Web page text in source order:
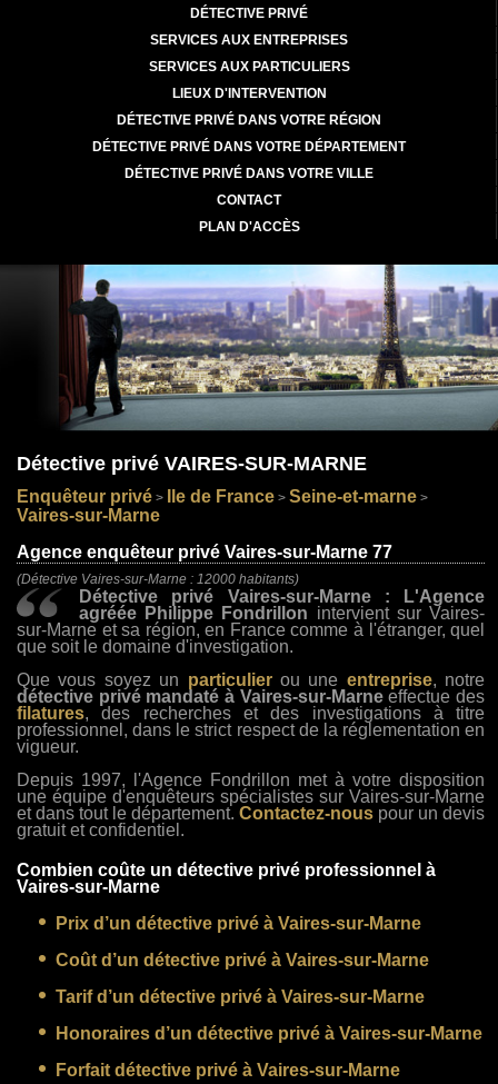
DÉTECTIVE PRIVÉ
SERVICES AUX ENTREPRISES
SERVICES AUX PARTICULIERS
LIEUX D'INTERVENTION
DÉTECTIVE PRIVÉ DANS VOTRE RÉGION
DÉTECTIVE PRIVÉ DANS VOTRE DÉPARTEMENT
DÉTECTIVE PRIVÉ DANS VOTRE VILLE
CONTACT
PLAN D'ACCÈS
Détective privé VAIRES-SUR-MARNE
Enquêteur privé > Ile de France > Seine-et-marne >
Vaires-sur-Marne
Agence enquêteur privé Vaires-sur-Marne 77
(Détective Vaires-sur-Marne : 12000 habitants)
Détective privé Vaires-sur-Marne : L'Agence
agréée Philippe Fondrillon intervient sur Vaires-
sur-Marne et sa région, en France comme à l'étranger, quel
que soit le domaine d'investigation.
Que vous soyez un particulierou une entreprise, notre
détective privé mandaté à Vaires-sur-Marneeffectue des
filatures, des recherches et des investigations à titre
professionnel, dans le strict respect de la réglementation en
vigueur.
Depuis 1997, l'Agence Fondrillon met à votre disposition
une équipe d'enquêteurs spécialistes sur Vaires-sur-Marne
et dans tout le département.Contactez-nous pour un devis
gratuit et confidentiel.
Combien coûte un détective privé professionnel à
Vaires-sur-Marne
Prix d’un détective privé à Vaires-sur-Marne
Coût d’un détective privé à Vaires-sur-Marne
Tarif d’un détective privé à Vaires-sur-Marne
Honoraires d’un détective privé à Vaires-sur-Marne
Forfait détective privé à Vaires-sur-Marne